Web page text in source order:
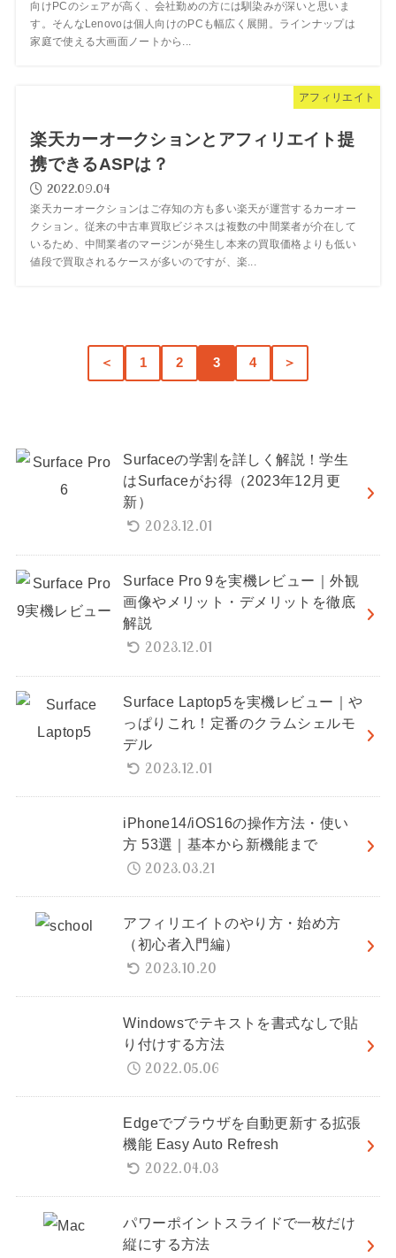
向けPCのシェアが高く、会社勤めの方には馴染みが深いと思いま
す。そんなLenovoは個人向けのPCも幅広く展開。ラインナップは
家庭で使える大画面ノートから...
アフィリエイト
楽天カーオークションとアフィリエイト提
携できるASPは？
2022.09.04
楽天カーオークションはご存知の方も多い楽天が運営するカーオー
クション。従来の中古車買取ビジネスは複数の中間業者が介在して
いるため、中間業者のマージンが発生し本来の買取価格よりも低い
値段で買取されるケースが多いのですが、楽...
＜ 1 2 3 4 ＞
Surfaceの学割を詳しく解説！学生
はSurfaceがお得（2023年12月更
新）
2023.12.01
Surface Pro 9を実機レビュー｜外観
画像やメリット・デメリットを徹底
解説
2023.12.01
Surface Laptop5を実機レビュー｜や
っぱりこれ！定番のクラムシェルモ
デル
2023.12.01
iPhone14/iOS16の操作方法・使い
方 53選｜基本から新機能まで
2023.03.21
アフィリエイトのやり方・始め方
（初心者入門編）
2023.10.20
Windowsでテキストを書式なしで貼
り付けする方法
2022.05.06
Edgeでブラウザを自動更新する拡張
機能 Easy Auto Refresh
2022.04.03
パワーポイントスライドで一枚だけ
縦にする方法